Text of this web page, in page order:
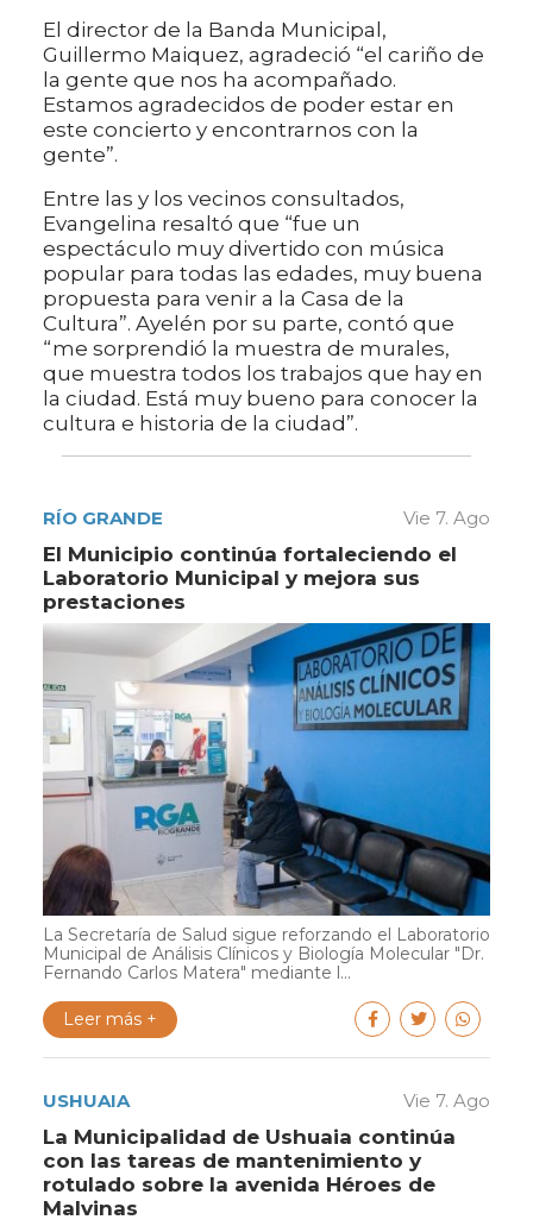
El director de la Banda Municipal,
Guillermo Maiquez, agradeció “el cariño de
la gente que nos ha acompañado.
Estamos agradecidos de poder estar en
este concierto y encontrarnos con la
gente”.
Entre las y los vecinos consultados,
Evangelina resaltó que “fue un
espectáculo muy divertido con música
popular para todas las edades, muy buena
propuesta para venir a la Casa de la
Cultura”. Ayelén por su parte, contó que
“me sorprendió la muestra de murales,
que muestra todos los trabajos que hay en
la ciudad. Está muy bueno para conocer la
cultura e historia de la ciudad”.
RÍO GRANDE Vie 7. Ago
El Municipio continúa fortaleciendo el
Laboratorio Municipal y mejora sus
prestaciones
La Secretaría de Salud sigue reforzando el Laboratorio
Municipal de Análisis Clínicos y Biología Molecular "Dr.
Fernando Carlos Matera" mediante l...
Leer más +
USHUAIA Vie 7. Ago
La Municipalidad de Ushuaia continúa
con las tareas de mantenimiento y
rotulado sobre la avenida Héroes de
Malvinas